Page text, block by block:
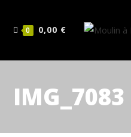
0 0,00 €
IMG_7083